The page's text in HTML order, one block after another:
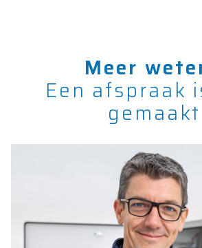
Meer
Een afspraak
gemaakt